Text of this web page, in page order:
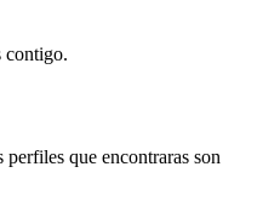
contigo.
que encontraras son